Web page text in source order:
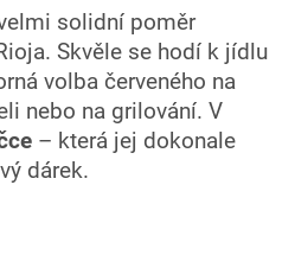
solidní poměr
Skvěle se hodí k jídlu
volba červeného na
nebo na grilování. V
– která jej dokonale
dárek.